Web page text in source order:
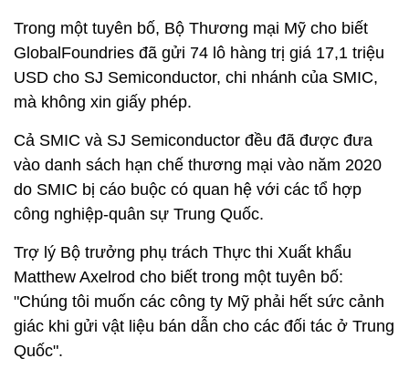
Trong một tuyên bố, Bộ Thương mại Mỹ cho biết
GlobalFoundries đã gửi 74 lô hàng trị giá 17,1 triệu
USD cho SJ Semiconductor, chi nhánh của SMIC,
mà không xin giấy phép.
Cả SMIC và SJ Semiconductor đều đã được đưa
vào danh sách hạn chế thương mại vào năm 2020
do SMIC bị cáo buộc có quan hệ với các tổ hợp
công nghiệp-quân sự Trung Quốc.
Trợ lý Bộ trưởng phụ trách Thực thi Xuất khẩu
Matthew Axelrod cho biết trong một tuyên bố:
"Chúng tôi muốn các công ty Mỹ phải hết sức cảnh
giác khi gửi vật liệu bán dẫn cho các đối tác ở Trung
Quốc".